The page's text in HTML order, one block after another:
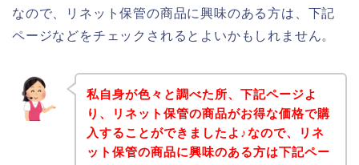
なので、リネット保管の商品に興味のある方は、下記
ページなどをチェックされるとよいかもしれません。
私自身が色々と調べた所、下記ページよ
り、リネット保管の商品がお得な価格で購
入することができましたよ♪なので、リネ
ット保管の商品に興味のある方は下記ペー